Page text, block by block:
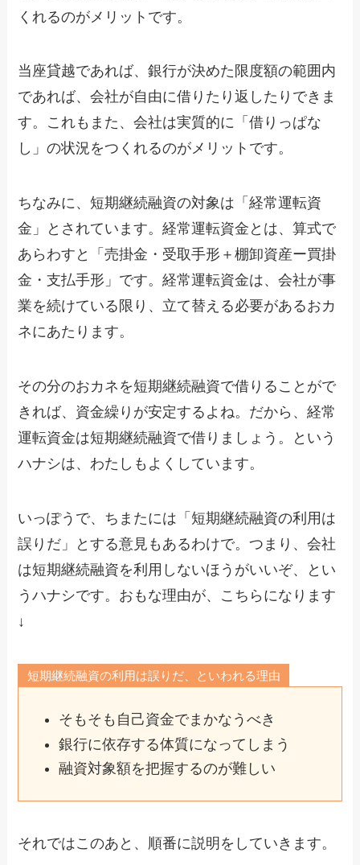
くれるのがメリットです。
当座貸越であれば、銀行が決めた限度額の範囲内
であれば、会社が自由に借りたり返したりできま
す。これもまた、会社は実質的に「借りっぱな
し」の状況をつくれるのがメリットです。
ちなみに、短期継続融資の対象は「経常運転資
金」とされています。経常運転資金とは、算式で
あらわすと「売掛金・受取手形＋棚卸資産ー買掛
金・支払手形」です。経常運転資金は、会社が事
業を続けている限り、立て替える必要があるおカ
ネにあたります。
その分のおカネを短期継続融資で借りることがで
きれば、資金繰りが安定するよね。だから、経常
運転資金は短期継続融資で借りましょう。という
ハナシは、わたしもよくしています。
いっぽうで、ちまたには「短期継続融資の利用は
誤りだ」とする意見もあるわけで。つまり、会社
は短期継続融資を利用しないほうがいいぞ、とい
うハナシです。おもな理由が、こちらになります
↓
短期継続融資の利用は誤りだ、といわれる理由
そもそも自己資金でまかなうべき
銀行に依存する体質になってしまう
融資対象額を把握するのが難しい
それではこのあと、順番に説明をしていきます。